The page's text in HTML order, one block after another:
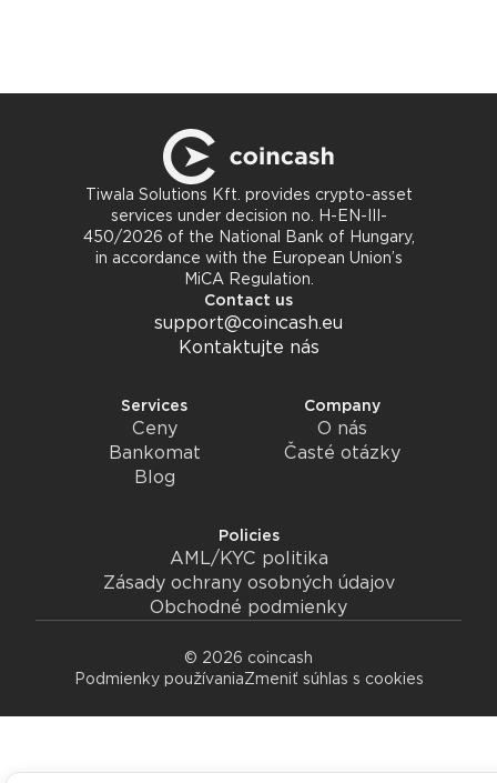
Tiwala Solutions Kft. provides crypto-asset
services under decision no. H-EN-III-
450/2026 of the National Bank of Hungary,
in accordance with the European Union’s
MiCA Regulation.
Contact us
support@coincash.eu
Kontaktujte nás
Services
Ceny
Bankomat
Blog
Company
O nás
Časté otázky
Policies
AML/KYC politika
Zásady ochrany osobných údajov
Obchodné podmienky
© 2026 coincash
Podmienky používaniaZmeniť súhlas s cookies